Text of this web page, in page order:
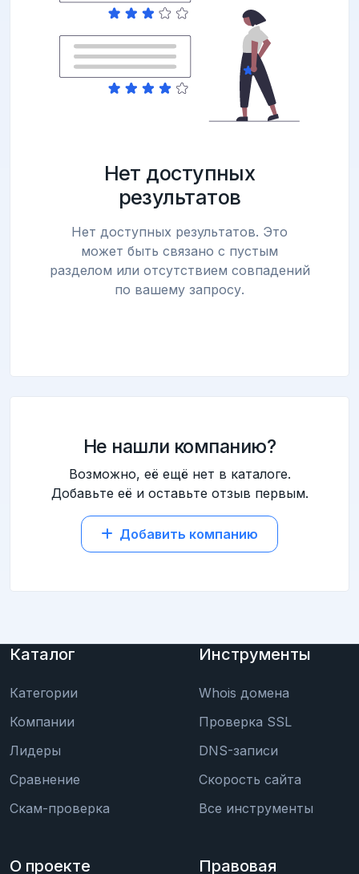
Нет доступных
результатов
Нет доступных результатов. Это
может быть связано с пустым
разделом или отсутствием совпадений
по вашему запросу.
Не нашли компанию?
Возможно, её ещё нет в каталоге.
Добавьте её и оставьте отзыв первым.
Добавить компанию
Каталог
Категории
Компании
Лидеры
Сравнение
Скам-проверка
Инструменты
Whois домена
Проверка SSL
DNS-записи
Скорость сайта
Все инструменты
О проекте Правовая